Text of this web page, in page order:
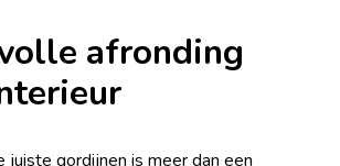
afronding
juiste gordijnen is meer dan een